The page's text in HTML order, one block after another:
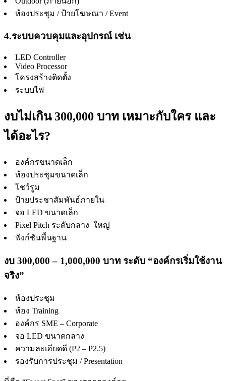
ห้องประชุม / ป้ายโฆษณา / Event
4.ระบบควบคุมและอุปกรณ์ เช่น
LED Controller
Video Processor
โครงสร้างติดตั้ง
ระบบไฟ
งบไม่เกิน 300,000 บาท เหมาะกับใคร และ
ได้อะไร?
องค์กรขนาดเล็ก
ห้องประชุมขนาดเล็ก
โชว์รูม
ป้ายประชาสัมพันธ์ภายใน
จอ LED ขนาดเล็ก
Pixel Pitch ระดับกลาง–ใหญ่
ฟังก์ชันพื้นฐาน
งบ 300,000 – 1,000,000 บาท ระดับ “องค์กรเริ่มใช้งาน
จริง”
ห้องประชุม
ห้อง Training
องค์กร SME – Corporate
จอ LED ขนาดกลาง
ความละเอียดดี (P2 – P2.5)
รองรับการประชุม / Presentation